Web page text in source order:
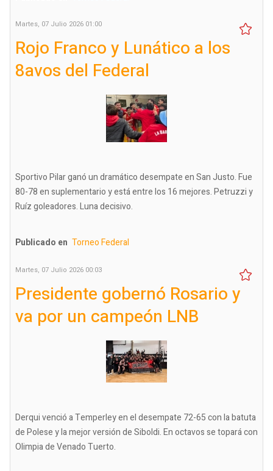
Martes, 07 Julio 2026 01:00
Rojo Franco y Lunático a los
8avos del Federal
Sportivo Pilar ganó un dramático desempate en San Justo. Fue
80-78 en suplementario y está entre los 16 mejores. Petruzzi y
Ruíz goleadores. Luna decisivo.
Publicado en Torneo Federal
Martes, 07 Julio 2026 00:03
Presidente gobernó Rosario y
va por un campeón LNB
Derqui venció a Temperley en el desempate 72-65 con la batuta
de Polese y la mejor versión de Siboldi. En octavos se topará con
Olimpia de Venado Tuerto.